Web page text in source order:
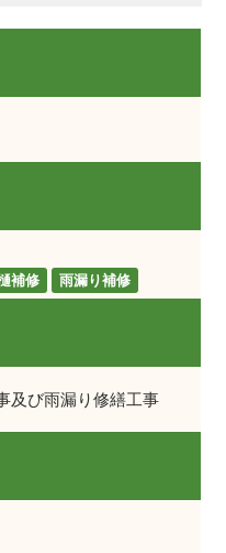
補修 雨漏り補修
及び雨漏り修繕工事